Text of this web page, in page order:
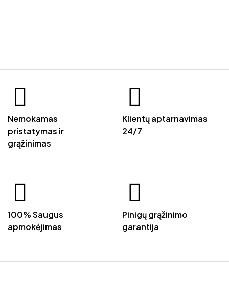
Nemokamas
pristatymas ir
grąžinimas
Klientų aptarnavimas
24/7
100% Saugus
apmokėjimas
Pinigų grąžinimo
garantija